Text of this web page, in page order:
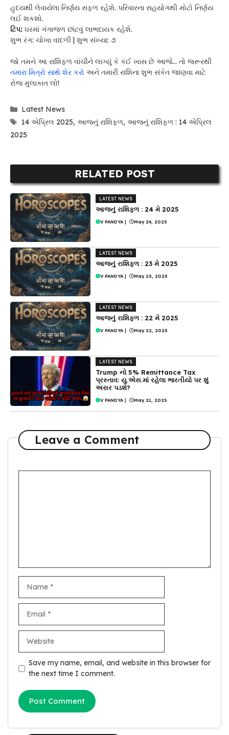
હૃદયથી લેવાયેલા નિર્ણય સફળ રહેશે. પરિવારના સહયોગથી મોટો નિર્ણય
લઈ શકશો.
ટિપ: ઘરમાં ગંગાજળ છાંટવું લાભદાયક રહેશે.
શુભ રંગ: ચોખા વાદળી | શુભ સંખ્યા: ૭
જો તમને આ રાશિફળ વાંચીને લાગ્યું કે કંઈ ખાસ છે આજે… તો જરૂરથી
તમારા મિત્રો સાથે શેર કરો અને તમારી રાશિના શુભ સંકેત જાણવા માટે
રોજ મુલાકાત લો!
Categories
Latest News
Tags
14 એપ્રિલ 2025,આજનું રાશિફળ,આજનું રાશિફળ : 14 એપ્રિલ
2025
RELATED POST
LATEST NEWS
આજનું રાશિફળ : 24 મે 2025
V PANDYA | May 24, 2025
LATEST NEWS
આજનું રાશિફળ : 23 મે 2025
V PANDYA | May 23, 2025
LATEST NEWS
આજનું રાશિફળ : 22 મે 2025
V PANDYA | May 22, 2025
LATEST NEWS
Trump નો 5% Remittance Tax
પ્રસ્તાવ: યુ.એસ.માં રહેલા ભારતીયો પર શું
અસર પડશે?
V PANDYA | May 21, 2025
Leave a Comment
Save my name, email, and website in this browser for
the next time I comment.